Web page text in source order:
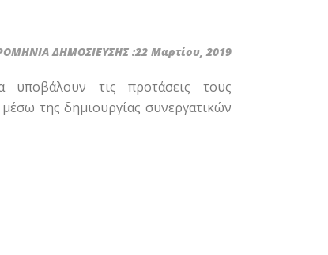
ΔΗΜΟΣΙΕΥΣΗΣ :22 Μαρτίου, 2019
τις προτάσεις τους
της δημιουργίας συνεργατικών